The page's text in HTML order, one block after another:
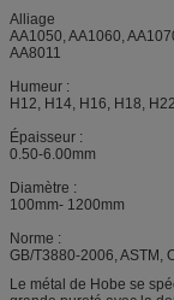
Alliage
AA1050, AA1060,
AA8011
Humeur :
H12, H14, H16, H18,
Épaisseur :
0.50-6.00mm
Diamètre :
100mm- 1200mm
Norme :
GB/T3880-2006, ASTM,
Le métal de Hobe se